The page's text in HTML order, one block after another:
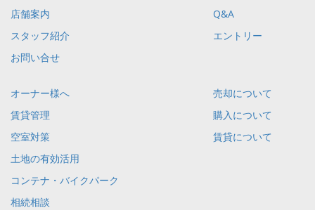
店舗案内
スタッフ紹介
お問い合せ
Q&A
エントリー
オーナー様へ
賃貸管理
空室対策
土地の有効活用
コンテナ・バイクパーク
相続相談
売却について
購入について
賃貸について